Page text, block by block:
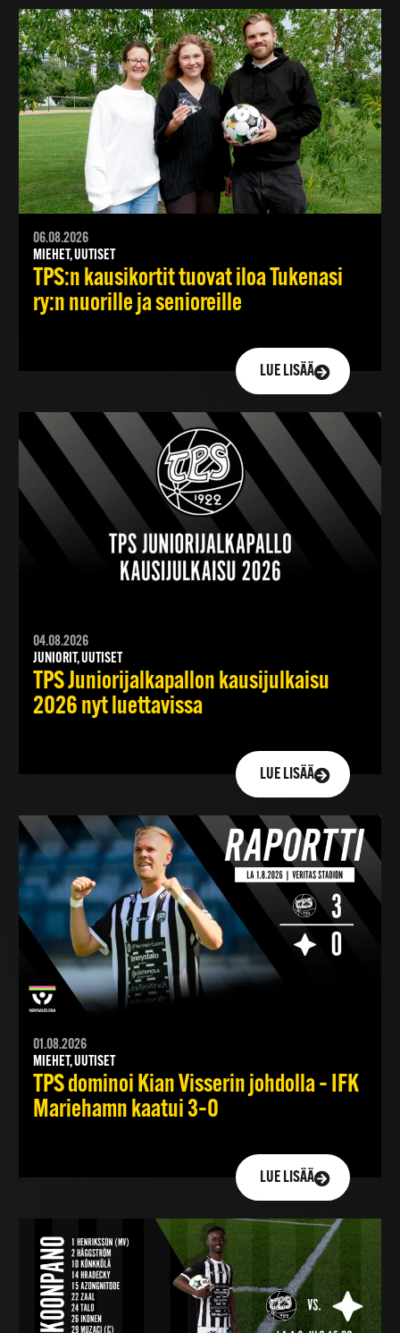
06.08.2026
MIEHET, UUTISET
TPS:n kausikortit tuovat iloa Tukenasi
ry:n nuorille ja senioreille
LUE LISÄÄ
04.08.2026
JUNIORIT, UUTISET
TPS Juniorijalkapallon kausijulkaisu
2026 nyt luettavissa
LUE LISÄÄ
01.08.2026
MIEHET, UUTISET
TPS dominoi Kian Visserin johdolla – IFK
Mariehamn kaatui 3–0
LUE LISÄÄ